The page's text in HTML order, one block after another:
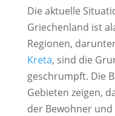
Die aktuelle
Griechenland ist
Regionen,
Kreta, sind die
geschrumpft. Die
Gebieten zeigen,
der Bewohner